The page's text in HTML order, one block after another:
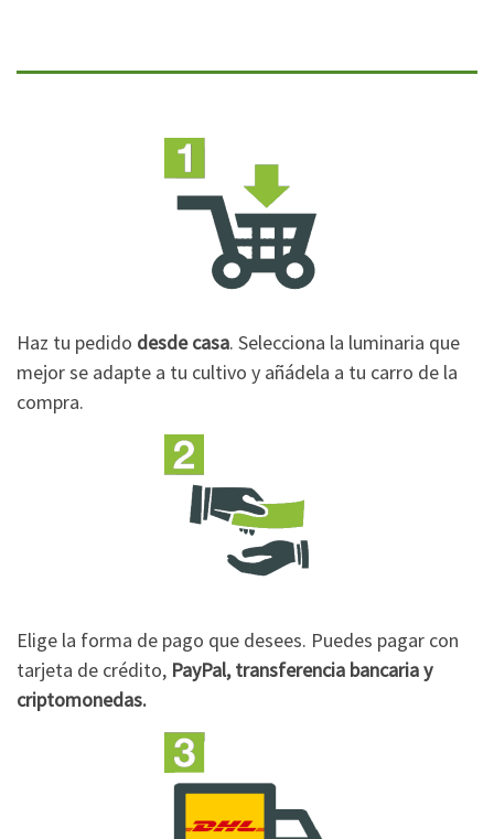
Haz tu pedido desde casa. Selecciona la luminaria que
mejor se adapte a tu cultivo y añádela a tu carro de la
compra.
Elige la forma de pago que desees. Puedes pagar con
tarjeta de crédito, PayPal, transferencia bancaria y
criptomonedas.